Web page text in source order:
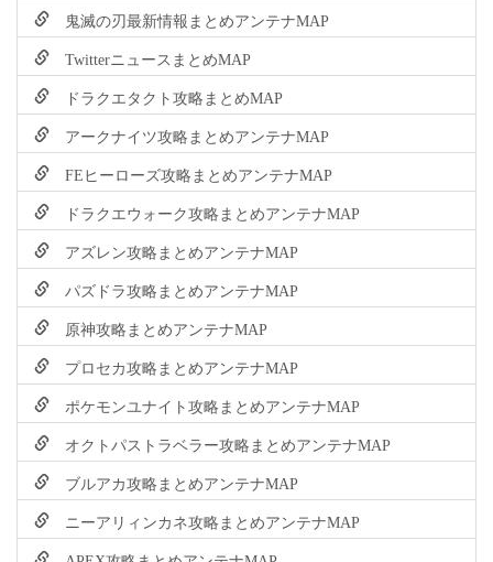
鬼滅の刃最新情報まとめアンテナMAP
TwitterニュースまとめMAP
ドラクエタクト攻略まとめMAP
アークナイツ攻略まとめアンテナMAP
FEヒーローズ攻略まとめアンテナMAP
ドラクエウォーク攻略まとめアンテナMAP
アズレン攻略まとめアンテナMAP
パズドラ攻略まとめアンテナMAP
原神攻略まとめアンテナMAP
プロセカ攻略まとめアンテナMAP
ポケモンユナイト攻略まとめアンテナMAP
オクトパストラベラー攻略まとめアンテナMAP
ブルアカ攻略まとめアンテナMAP
ニーアリィンカネ攻略まとめアンテナMAP